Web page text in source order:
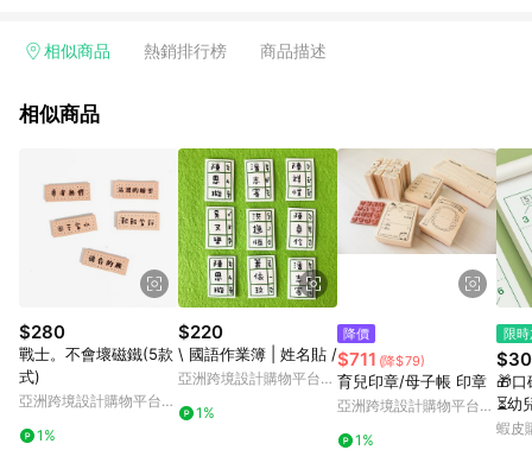
回饋訂單不得享有 Pinkoi 站方優惠，例如首購優惠，P coins，
行為，不具贈點資格，部分退款不在此限。 6. APP 請更新至
貨後 45 天後發送。 8. 群眾募資商品，禮物卡，開館保證金，補
運費，攤位費等不具贈點資格。 9. LINE 購物站上之商品規格、
顏色、價位、贈品如與 Pinkoi 商品資訊頁及購物車不符，以
Pinkoi 購物商品資訊頁及購物車標示為準。 10. 點數紅包使用規
則請以點數紅包活動說明為準。 11. 若於 LINE 購物前往 Pinkoi
頁面後才首次下載 Pinkoi APP 並完成訂單，不符合導購資格；承
上，首次下載 Pinkoi APP 後，需透過 LINE 購物前往 Pinkoi 頁
面，方享導購資格。
相似商品 熱銷排行榜 商品描述
相似商品
$280
戰士。不會壞磁鐵(5款
式)
亞洲跨境設計購物平台
1%
$220
\ 國語作業簿 | 姓名貼 /
亞洲跨境設計購物平台
1%
降價
$711 (降$79)
育兒印章/母子帳 印章
亞洲跨境設計購物平台
1%
限
$30
🎁口
⏳幼
字學
蝦皮